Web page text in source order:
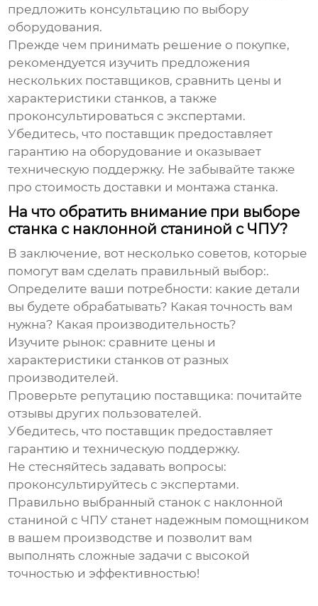
предложить консультацию по выбору
оборудования.
Прежде чем принимать решение о покупке,
рекомендуется изучить предложения
нескольких поставщиков, сравнить цены и
характеристики станков, а также
проконсультироваться с экспертами.
Убедитесь, что поставщик предоставляет
гарантию на оборудование и оказывает
техническую поддержку. Не забывайте также
про стоимость доставки и монтажа станка.
На что обратить внимание при выборе
станка с наклонной станиной с ЧПУ?
В заключение, вот несколько советов, которые
помогут вам сделать правильный выбор:.
Определите ваши потребности: какие детали
вы будете обрабатывать? Какая точность вам
нужна? Какая производительность?
Изучите рынок: сравните цены и
характеристики станков от разных
производителей.
Проверьте репутацию поставщика: почитайте
отзывы других пользователей.
Убедитесь, что поставщик предоставляет
гарантию и техническую поддержку.
Не стесняйтесь задавать вопросы:
проконсультируйтесь с экспертами.
Правильно выбранный станок с наклонной
станиной с ЧПУ станет надежным помощником
в вашем производстве и позволит вам
выполнять сложные задачи с высокой
точностью и эффективностью!